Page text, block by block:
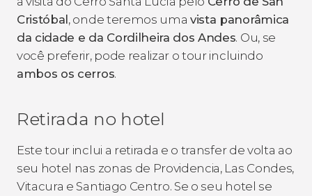
Cristóbal, onde teremos umavista panorâmica
da cidade e da Cordilheira dos Andes. Ou, se
você preferir, pode realizar o tour incluindo
ambos os cerros.
Retirada no hotel
Este tour inclui a retirada e o transfer de volta ao
seu hotel nas zonas de Providencia, Las Condes,
Vitacura e Santiago Centro. Se o seu hotel se